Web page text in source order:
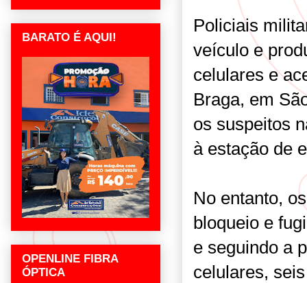
Policiais
veículo e
celulares e
Braga, em
os suspeitos
à estação de
No entanto,
bloqueio e
e seguindo a
celulares,
BARATO É AQUI!
OPENLINE FIBRA
ÓPTICA